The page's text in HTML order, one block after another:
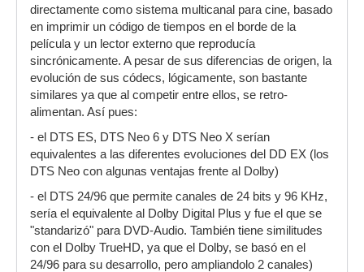
directamente como sistema multicanal para cine, basado
en imprimir un código de tiempos en el borde de la
película y un lector externo que reproducía
sincrónicamente. A pesar de sus diferencias de origen, la
evolución de sus códecs, lógicamente, son bastante
similares ya que al competir entre ellos, se retro-
alimentan. Así pues:
- el DTS ES, DTS Neo 6 y DTS Neo X serían
equivalentes a las diferentes evoluciones del DD EX (los
DTS Neo con algunas ventajas frente al Dolby)
- el DTS 24/96 que permite canales de 24 bits y 96 KHz,
sería el equivalente al Dolby Digital Plus y fue el que se
"standarizó" para DVD-Audio. También tiene similitudes
con el Dolby TrueHD, ya que el Dolby, se basó en el
24/96 para su desarrollo, pero ampliandolo 2 canales)